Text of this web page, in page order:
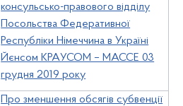
консульсько-правового відділу
Посольства Федеративної
Республіки Німеччина в Україні
Йєнсом КРАУСОМ – МАССЕ 03
грудня 2019 року
Про зменшення обсягів субвенції